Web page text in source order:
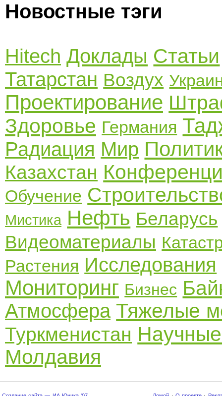
Новостные тэги
Hitech Доклады Статьи
Татарстан Воздух
Проектирование
Здоровье Германия
Радиация Мир
Казахстан
Обучение
Мистика Нефть Беларусь
Видеоматериалы
Растения Исследования
Мониторинг Бизнес
Атмосфера Тяжелые
Туркменистан
Молдавия